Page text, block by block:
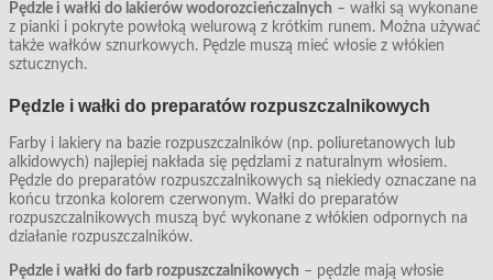
Pędzle i wałki do lakierów wodorozcieńczalnych – wałki są wykonane
z pianki i pokryte powłoką welurową z krótkim runem. Można używać
także wałków sznurkowych. Pędzle muszą mieć włosie z włókien
sztucznych.
Pędzle i wałki do preparatów rozpuszczalnikowych
Farby i lakiery na bazie rozpuszczalników (np. poliuretanowych lub
alkidowych) najlepiej nakłada się pędzlami z naturalnym włosiem.
Pędzle do preparatów rozpuszczalnikowych są niekiedy oznaczane na
końcu trzonka kolorem czerwonym. Wałki do preparatów
rozpuszczalnikowych muszą być wykonane z włókien odpornych na
działanie rozpuszczalników.
Pędzle i wałki do farb rozpuszczalnikowych – pędzle mają włosie